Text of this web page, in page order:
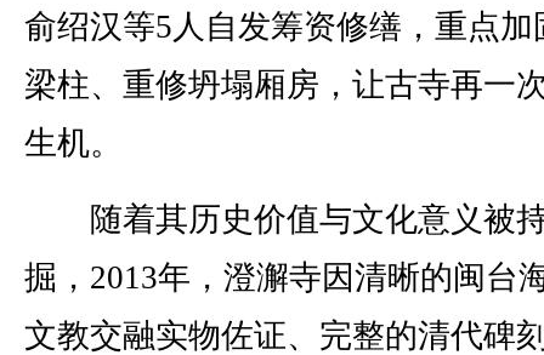
俞绍汉等5人自发筹资修缮，重点加
梁柱、重修坍塌厢房，让古寺再一
生机。
随着其历史价值与文化意义被
掘，2013年，澄澥寺因清晰的闽台
文教交融实物佐证、完整的清代碑